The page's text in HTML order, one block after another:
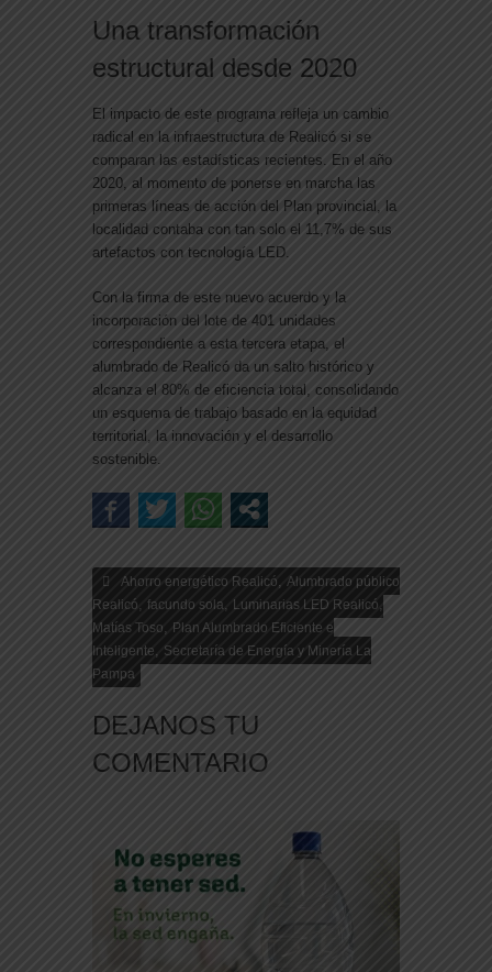
Una transformación
estructural desde 2020
El impacto de este programa refleja un cambio
radical en la infraestructura de Realicó si se
comparan las estadísticas recientes. En el año
2020, al momento de ponerse en marcha las
primeras líneas de acción del Plan provincial, la
localidad contaba con tan solo el 11,7% de sus
artefactos con tecnología LED.
Con la firma de este nuevo acuerdo y la
incorporación del lote de 401 unidades
correspondiente a esta tercera etapa, el
alumbrado de Realicó da un salto histórico y
alcanza el 80% de eficiencia total
, consolidando
un esquema de trabajo basado en la equidad
territorial, la innovación y el desarrollo
sostenible.
Ahorro energético Realicó
Alumbrado público
Realicó
facundo sola Luminarias LED Realicó
Matías Toso
Plan Alumbrado Eficiente e
Inteligente
Secretaría de Energía y Minería La
Pampa
DEJANOS TU
COMENTARIO